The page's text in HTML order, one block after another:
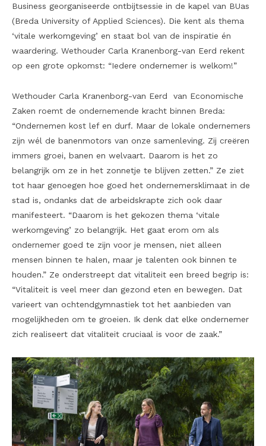
Business georganiseerde ontbijtsessie in de kapel van BUas
(Breda University of Applied Sciences). Die kent als thema
‘vitale werkomgeving’ en staat bol van de inspiratie én
waardering. Wethouder Carla Kranenborg-van Eerd rekent
op een grote opkomst: “Iedere ondernemer is welkom!”
Wethouder Carla Kranenborg-van Eerd van Economische
Zaken roemt de ondernemende kracht binnen Breda:
“Ondernemen kost lef en durf. Maar de lokale ondernemers
zijn wél de banenmotors van onze samenleving. Zij creëren
immers groei, banen en welvaart. Daarom is het zo
belangrijk om ze in het zonnetje te blijven zetten.” Ze ziet
tot haar genoegen hoe goed het ondernemersklimaat in de
stad is, ondanks dat de arbeidskrapte zich ook daar
manifesteert. “Daarom is het gekozen thema ‘vitale
werkomgeving’ zo belangrijk. Het gaat erom om als
ondernemer goed te zijn voor je mensen, niet alleen
mensen binnen te halen, maar je talenten ook binnen te
houden.” Ze onderstreept dat vitaliteit een breed begrip is:
“Vitaliteit is veel meer dan gezond eten en bewegen. Dat
varieert van ochtendgymnastiek tot het aanbieden van
mogelijkheden om te groeien. Ik denk dat elke ondernemer
zich realiseert dat vitaliteit cruciaal is voor de zaak.”